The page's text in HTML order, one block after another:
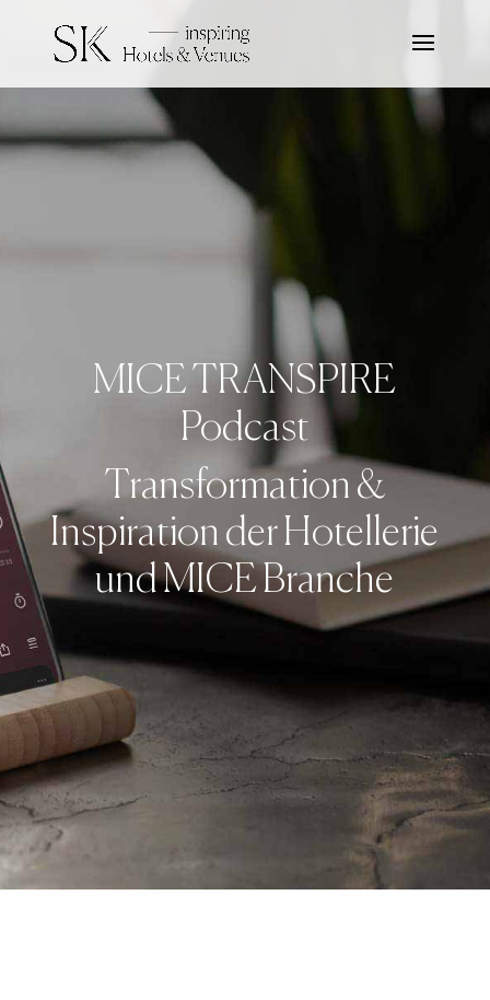
MICE TRANSPIRE
Podcast
Transformation &
Inspiration der Hotellerie
und MICE Branche